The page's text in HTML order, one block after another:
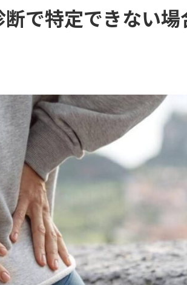
で特定できない場